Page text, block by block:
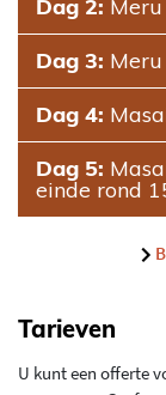
Dag 2:
Dag 3:
Dag 4:
Dag 5:
einde rond
Tarieven
U kunt een offerte